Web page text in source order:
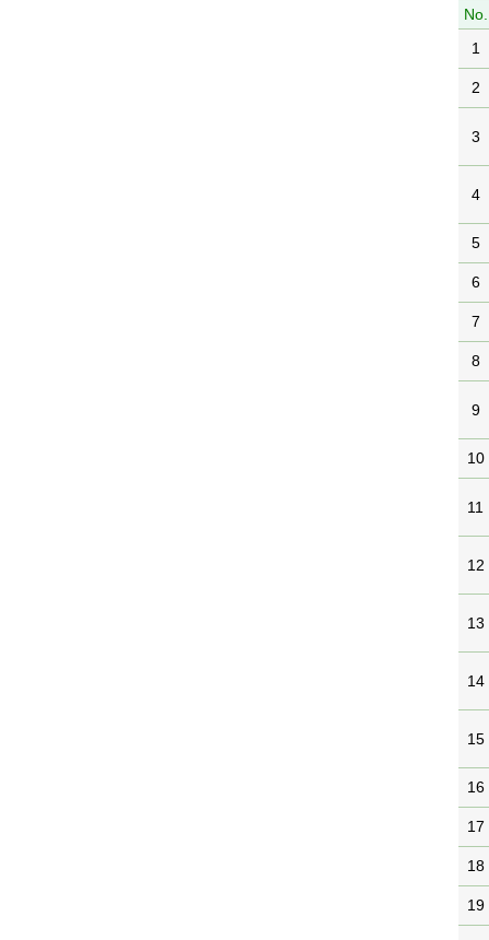
No.
1
2
3
4
5
6
7
8
9
10
11
12
13
14
15
16
17
18
19